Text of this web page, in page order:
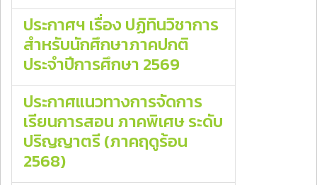
ประกาศฯ เรื่อง ปฏิทินวิชาการ
สำหรับนักศึกษาภาคปกติ
ประจำปีการศึกษา 2569
ประกาศแนวทางการจัดการ
เรียนการสอน ภาคพิเศษ ระดับ
ปริญญาตรี (ภาคฤดูร้อน
2568)